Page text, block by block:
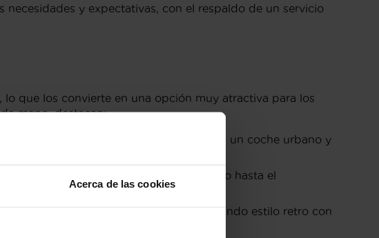
Acerca de las cookies
y expectativas, con el respaldo de un servicio
que los convierte en una opción muy atractiva para los
mano, destacan:
ideal para quienes buscan un coche urbano y
y personalización, desde el Turismo hasta el
de conducción sin igual, mezclando estilo retro con